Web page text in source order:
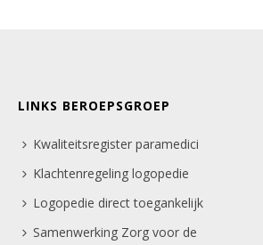
LINKS BEROEPSGROEP
Kwaliteitsregister paramedici
Klachtenregeling logopedie
Logopedie direct toegankelijk
Samenwerking Zorg voor de